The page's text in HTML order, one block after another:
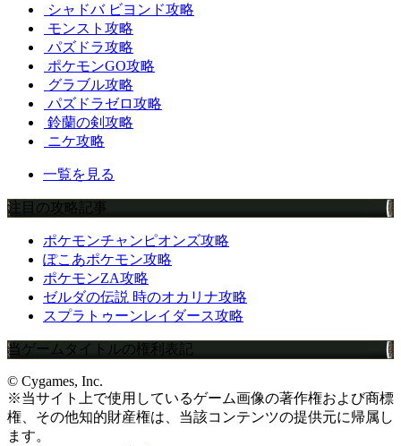
シャドバ ビヨンド攻略
モンスト攻略
パズドラ攻略
ポケモンGO攻略
グラブル攻略
パズドラゼロ攻略
鈴蘭の剣攻略
ニケ攻略
一覧を見る
注目の攻略記事
ポケモンチャンピオンズ攻略
ぽこあポケモン攻略
ポケモンZA攻略
ゼルダの伝説 時のオカリナ攻略
スプラトゥーンレイダース攻略
当ゲームタイトルの権利表記
© Cygames, Inc.
※当サイト上で使用しているゲーム画像の著作権および商標
権、その他知的財産権は、当該コンテンツの提供元に帰属し
ます。